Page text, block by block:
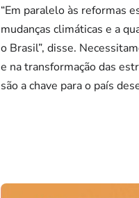
“Em paralelo às reformas
mudanças climáticas e a
o Brasil”, disse.
e na transformação das
são a chave para o país